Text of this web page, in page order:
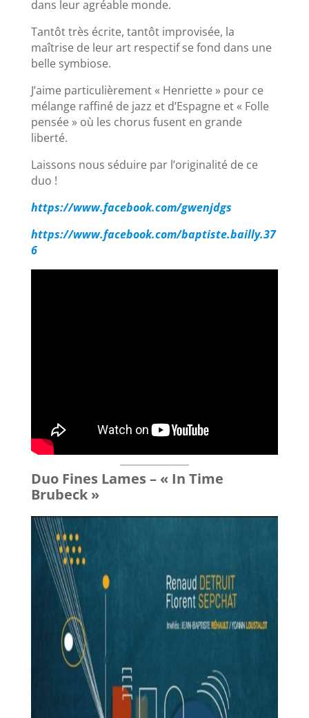
dans leur agréable monde.
Tantôt très écrite, tantôt improvisée, la
maîtrise de leur art respectif se fond dans une
belle symbiose.
J’aime particulièrement « Henriette » pour ce
mélange raffiné de jazz et d’Espagne et « Folle
pensée » où les chorus fusent en grande
liberté.
Laissons nous séduire par l’originalité de ce
duo !
https://www.facebook.com/gwenjdgs
https://www.facebook.com/baptiste.bailly.37
6
Duo Fines Lames – « In Time
Brubeck »